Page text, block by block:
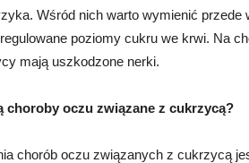
Wśród nich warto wymienić przede
poziomy cukru we krwi. Na
mają uszkodzone nerki.
choroby oczu związane z cukrzycą?
chorób oczu związanych z cukrzycą